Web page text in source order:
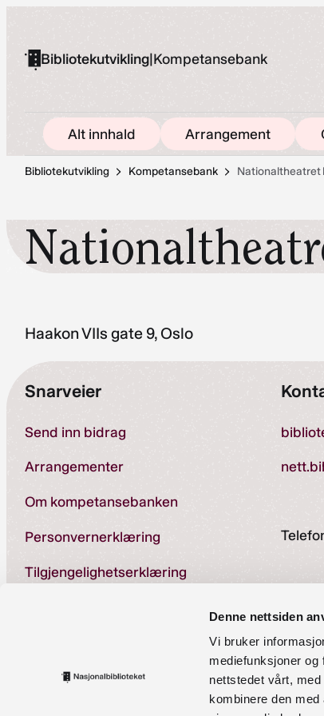
Denne nettsiden
Vi bruker
mediefunksjoner
nettstedet vårt,
kombinere den
innholdBibliotekutvikling|Kompetansebank
Alt innhald Arrangement
Bibliotekutvikling Kompetansebank Nationaltheatret
Haakon VIIs gate 9, Oslo
Snarveier
Send inn bidrag
Arrangementer
Om kompetansebanken
Personvernerklæring
Tilgjengelighetserklæring